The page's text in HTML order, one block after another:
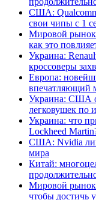
США:
свои чипы с 1
Мировой
как это
Украина:
кроссоверы
Европа:
впечатляющий
Украина: США
легковушек по
Украина: что
Lockheed
США: Nvidia
мира
Китай:
Мировой
чтобы достичь